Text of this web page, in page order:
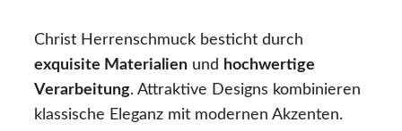
Christ Herrenschmuck besticht durch
exquisite Materialien und hochwertige
Verarbeitung. Attraktive Designs kombinieren
klassische Eleganz mit modernen Akzenten.